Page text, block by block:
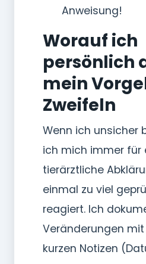
Anweisung!
Worauf ich
persönlich
mein
Zweifeln
Wenn ich unsicher
ich mich immer für
tierärztliche
einmal zu viel
reagiert. Ich
Veränderungen
kurzen Notizen